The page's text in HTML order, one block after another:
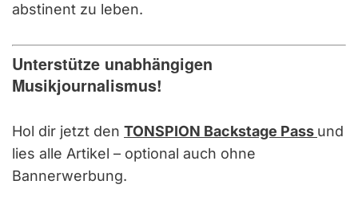
abstinent zu leben.
Unterstütze unabhängigen
Musikjournalismus!
Hol dir jetzt den TONSPION Backstage Pass und
lies alle Artikel – optional auch ohne
Bannerwerbung.